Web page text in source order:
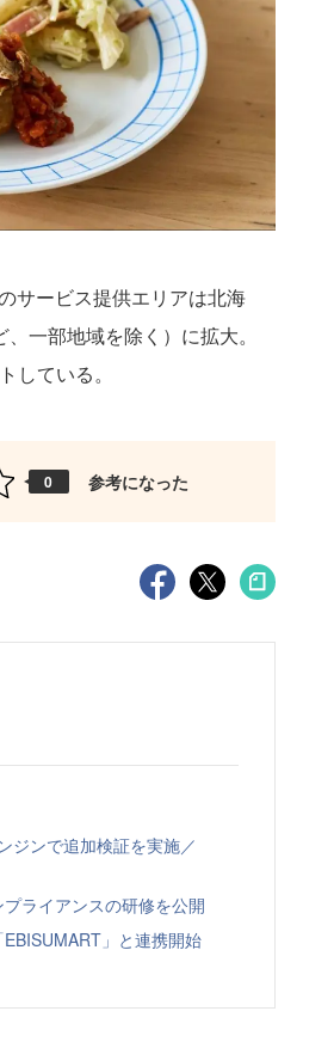
サービス提供エリアは北海
一部地域を除く）に拡大。
している。
0 参考になった
ジンで追加検証を実施／
ライアンスの研修を公開
」と連携開始